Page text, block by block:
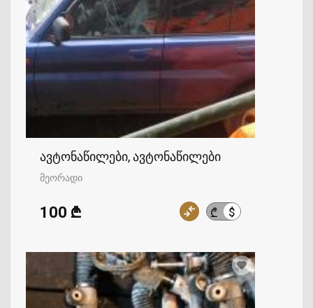
ავტონაწილები, ავტონაწილები
მეორადი
₾ $
100 ₾